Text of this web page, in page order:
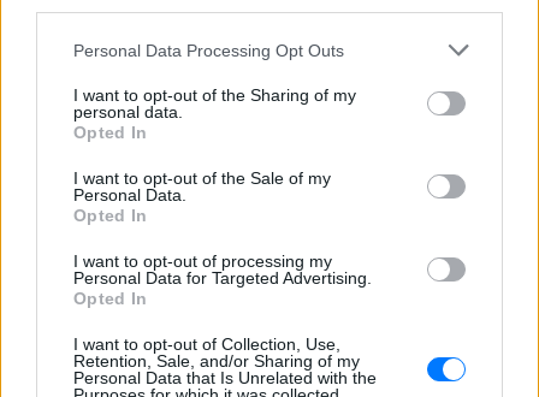
Personal Data Processing Opt Outs
I want to opt-out of the Sharing of my
personal data.
Opted In
I want to opt-out of the Sale of my
Personal Data.
Opted In
I want to opt-out of processing my
Personal Data for Targeted Advertising.
Opted In
I want to opt-out of Collection, Use,
Retention, Sale, and/or Sharing of my
Personal Data that Is Unrelated with the
και μάθετε πρώτοιτα πιο hot νέα
Εσύ μπήκες στο E-Daily.gr; Τα νέα της ημέρας
και ότι σου κάνει κλικ!
Ακολουθήστε το E-Radio.gr και στο Instagram